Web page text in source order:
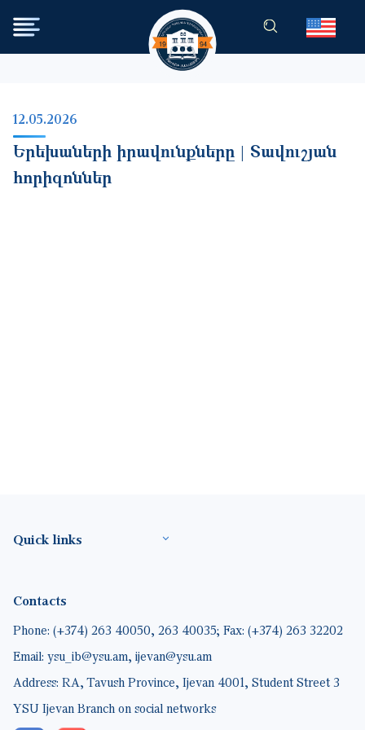
Skip to main content
12.05.2026
Երեխաների իրավունքները | Տավուշյան
հորիզոններ
Footer(ENG)
Quick links
Contacts
Phone: (+374) 263 40050, 263 40035; Fax: (+374) 263 32202
Email: ysu_ib@ysu.am, ijevan@ysu.am
Address: RA, Tavush Province, Ijevan 4001, Student Street 3
YSU Ijevan Branch on social networks